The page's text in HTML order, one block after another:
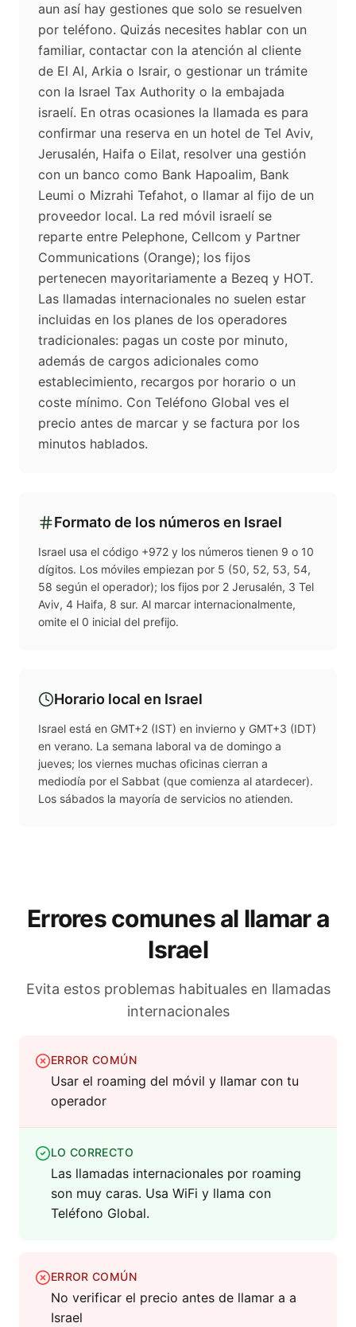
aun así hay gestiones que solo se resuelven
por teléfono. Quizás necesites hablar con un
familiar, contactar con la atención al cliente
de El Al, Arkia o Israir, o gestionar un trámite
con la Israel Tax Authority o la embajada
israelí. En otras ocasiones la llamada es para
confirmar una reserva en un hotel de Tel Aviv,
Jerusalén, Haifa o Eilat, resolver una gestión
con un banco como Bank Hapoalim, Bank
Leumi o Mizrahi Tefahot, o llamar al fijo de un
proveedor local. La red móvil israelí se
reparte entre Pelephone, Cellcom y Partner
Communications (Orange); los fijos
pertenecen mayoritariamente a Bezeq y HOT.
Las llamadas internacionales no suelen estar
incluidas en los planes de los operadores
tradicionales: pagas un coste por minuto,
además de cargos adicionales como
establecimiento, recargos por horario o un
coste mínimo. Con Teléfono Global ves el
precio antes de marcar y se factura por los
minutos hablados.
Formato de los números en Israel
Israel usa el código +972 y los números tienen 9 o 10
dígitos. Los móviles empiezan por 5 (50, 52, 53, 54,
58 según el operador); los fijos por 2 Jerusalén, 3 Tel
Aviv, 4 Haifa, 8 sur. Al marcar internacionalmente,
omite el 0 inicial del prefijo.
Horario local en Israel
Israel está en GMT+2 (IST) en invierno y GMT+3 (IDT)
en verano. La semana laboral va de domingo a
jueves; los viernes muchas oficinas cierran a
mediodía por el Sabbat (que comienza al atardecer).
Los sábados la mayoría de servicios no atienden.
Errores comunes al llamar a
Israel
Evita estos problemas habituales en llamadas
internacionales
ERROR COMÚN
Usar el roaming del móvil y llamar con tu
operador
LO CORRECTO
Las llamadas internacionales por roaming
son muy caras. Usa WiFi y llama con
Teléfono Global.
ERROR COMÚN
No verificar el precio antes de llamar a a
Israel